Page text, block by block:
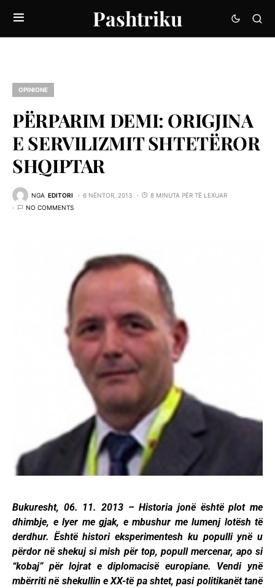
Pashtriku
OPINIONE
PËRPARIM DEMI: ORIGJINA
E SERVILIZMIT SHTETËROR
SHQIPTAR
NGA EDITORI 6 NËNTOR, 2013
8 MINUTA PËR TË LEXUAR
NO COMMENTS
Bukuresht, 06. 11. 2013 – Historia jonë është plot me
dhimbje, e lyer me gjak, e mbushur me lumenj lotësh të
derdhur. Është histori eksperimentesh ku populli ynë u
përdor në shekuj si mish për top, popull mercenar, apo si
“kobaj” për lojrat e diplomacisë europiane. Vendi ynë
mbërriti në shekullin e XX-të pa shtet, pasi politikanët tanë